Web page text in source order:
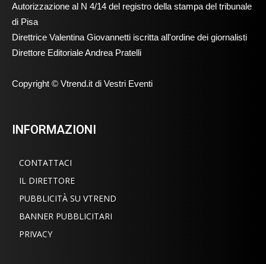
Autorizzazione al N 4/14 del registro della stampa del tribunale
di Pisa
Direttrice Valentina Giovannetti iscritta all'ordine dei giornalisti
Direttore Editoriale Andrea Pratelli
Copyright © Vtrend.it di Vestri Eventi
INFORMAZIONI
CONTATTACI
IL DIRETTORE
PUBBLICITÀ SU VTREND
BANNER PUBBLICITARI
PRIVACY